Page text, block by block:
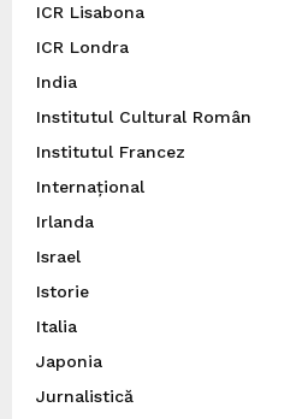
ICR Lisabona
ICR Londra
India
Institutul Cultural Român
Institutul Francez
Internațional
Irlanda
Israel
Istorie
Italia
Japonia
Jurnalistică